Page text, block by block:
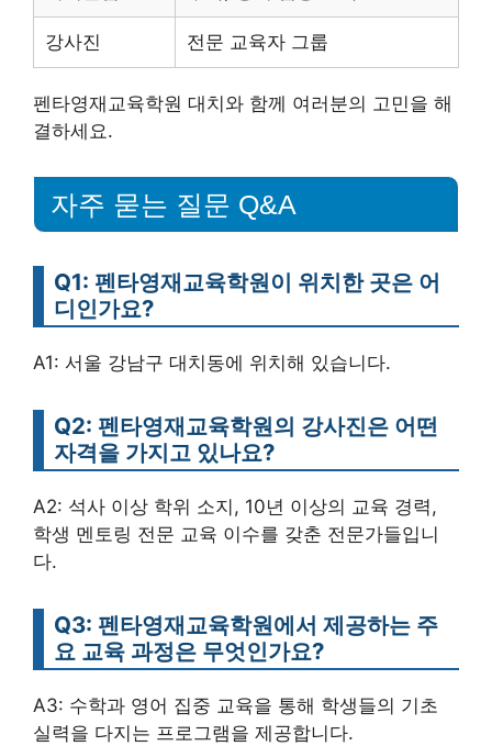
강사진 전문 교육자 그룹
펜타영재교육학원 대치와 함께 여러분의 고민을 해
결하세요.
자주 묻는 질문 Q&A
Q1: 펜타영재교육학원이 위치한 곳은 어
디인가요?
A1: 서울 강남구 대치동에 위치해 있습니다.
Q2: 펜타영재교육학원의 강사진은 어떤
자격을 가지고 있나요?
A2: 석사 이상 학위 소지, 10년 이상의 교육 경력,
학생 멘토링 전문 교육 이수를 갖춘 전문가들입니
다.
Q3: 펜타영재교육학원에서 제공하는 주
요 교육 과정은 무엇인가요?
A3: 수학과 영어 집중 교육을 통해 학생들의 기초
실력을 다지는 프로그램을 제공합니다.